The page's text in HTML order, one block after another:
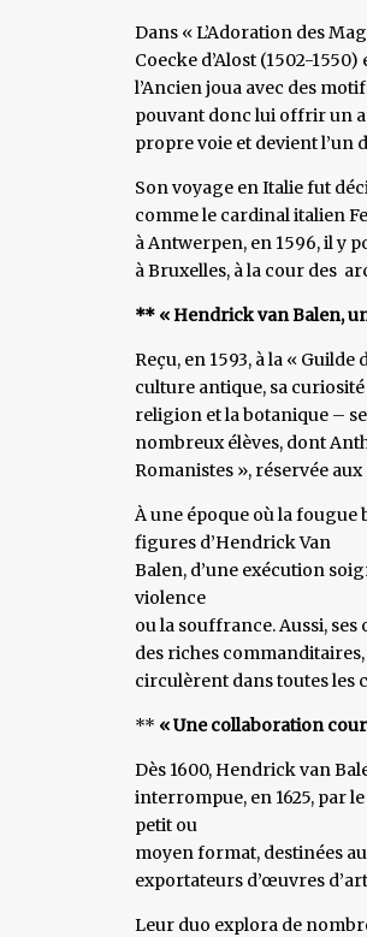
Dans « L’Adoration des
Coecke d’Alost (1502-
l’Ancien joua avec des
pouvant donc lui offrir un
propre voie et devient l’un
Son voyage en Italie fut
comme le cardinal italien
à Antwerpen, en 1596, il y
à Bruxelles, à la cour des
** « Hendrick van Balen,
Reçu, en 1593, à la «
culture antique, sa curiosité
religion et la botanique –
nombreux élèves, dont
Romanistes », réservée
À une époque où la fougue
figures d’Hendrick Van
Balen, d’une exécution
violence
ou la souffrance. Aussi,
des riches commanditaires,
circulèrent dans toutes les
** « Une collaboration
Dès 1600, Hendrick van
interrompue, en 1625, par
petit ou
moyen format, destinées
exportateurs d’œuvres
Leur duo explora de